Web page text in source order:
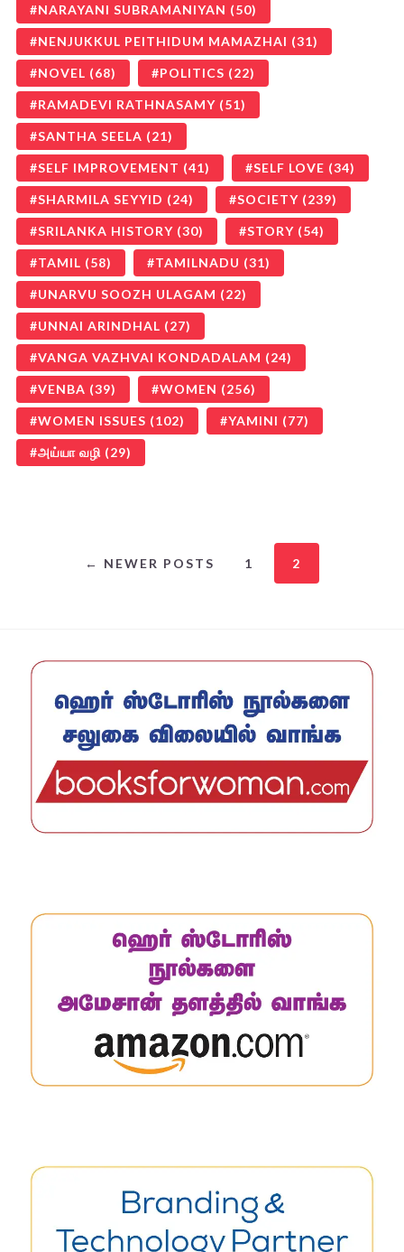
NARAYANI SUBRAMANIYAN (50)
NENJUKKUL PEITHIDUM MAMAZHAI (31)
NOVEL (68) POLITICS (22)
RAMADEVI RATHNASAMY (51)
SANTHA SEELA (21)
SELF IMPROVEMENT (41) SELF LOVE (34)
SHARMILA SEYYID (24) SOCIETY (239)
SRILANKA HISTORY (30) STORY (54)
TAMIL (58) TAMILNADU (31)
UNARVU SOOZH ULAGAM (22)
UNNAI ARINDHAL (27)
VANGA VAZHVAI KONDADALAM (24)
VENBA (39) WOMEN (256)
WOMEN ISSUES (102) YAMINI (77)
அய்யா வழி (29)
← NEWER POSTS 1 2